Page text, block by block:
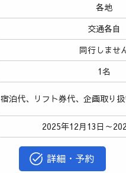
各地
交通各自
同行しませ
1名
宿泊代、リフト券代、企画取り
2025年12月13日～
詳細・予約